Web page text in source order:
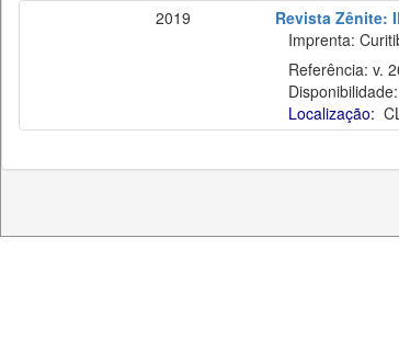
2019
Revista Zênite:
Imprenta:
Referência: v.
Disponibilidade:
Localização: